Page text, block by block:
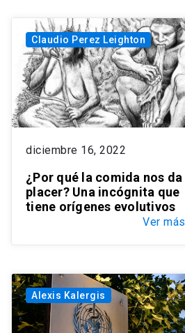
Claudio Perez Leighton
diciembre 16, 2022
¿Por qué la comida nos da
placer? Una incógnita que
tiene orígenes evolutivos
Ver más
Alexis Kalergis